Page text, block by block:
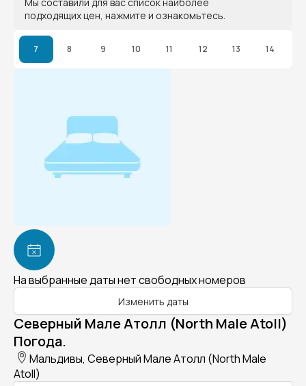
подходящих цен, нажмите и ознакомьтесь.
7 8 9 10 11 12 13 14
На выбранные даты нет свободных номеров
Изменить даты
Северный Мале Атолл (North Male Atoll)
Погода.
Мальдивы, Северный Мале Атолл (North Male
Atoll)